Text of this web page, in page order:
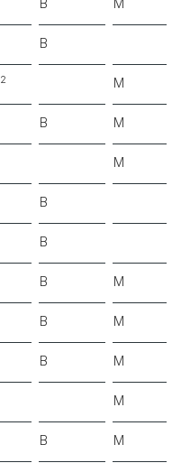
B M
B
2 M
B M
M
B
B
B M
B M
B M
M
B M